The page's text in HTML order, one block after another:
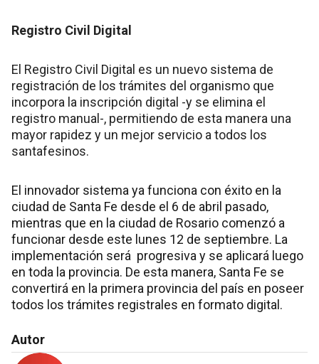
Registro Civil Digital
El Registro Civil Digital es un nuevo sistema de
registración de los trámites del organismo que
incorpora la inscripción digital -y se elimina el
registro manual-, permitiendo de esta manera una
mayor rapidez y un mejor servicio a todos los
santafesinos.
El innovador sistema ya funciona con éxito en la
ciudad de Santa Fe desde el 6 de abril pasado,
mientras que en la ciudad de Rosario comenzó a
funcionar desde este lunes 12 de septiembre. La
implementación será progresiva y se aplicará luego
en toda la provincia. De esta manera, Santa Fe se
convertirá en la primera provincia del país en poseer
todos los trámites registrales en formato digital.
Autor